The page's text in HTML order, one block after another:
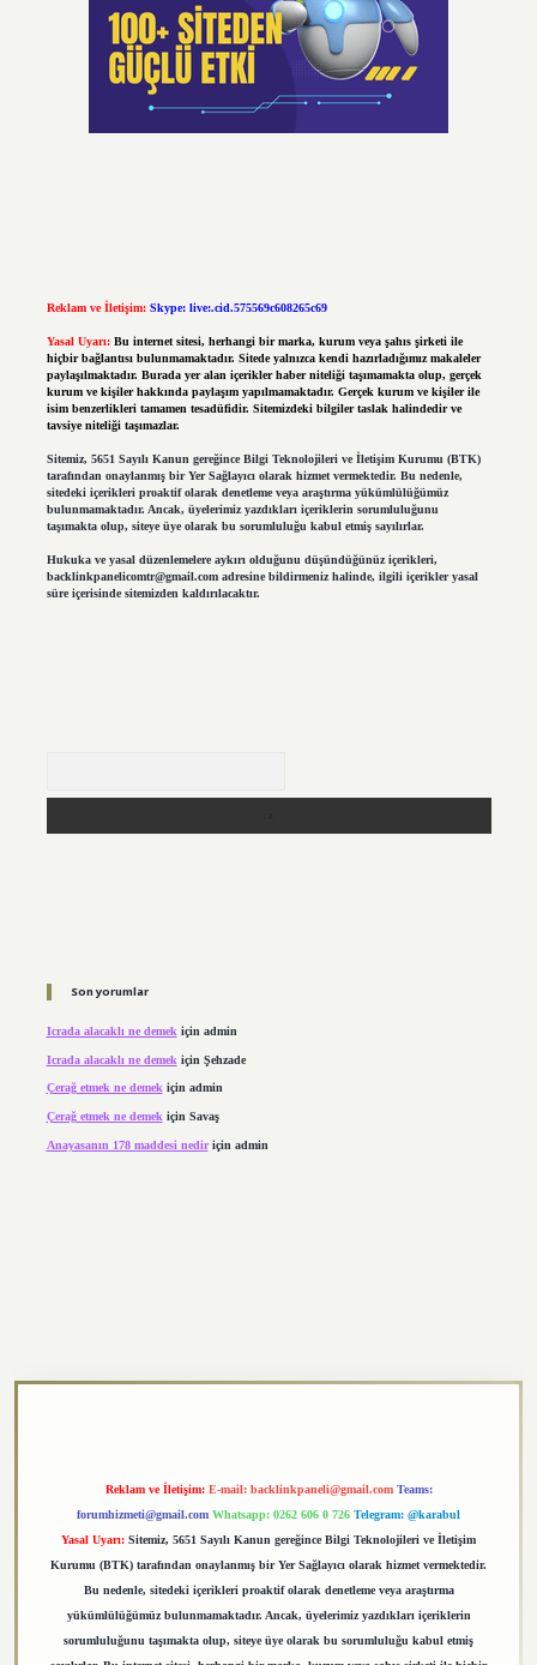
Reklam ve İletişim: Skype: live:.cid.575569c608265c69
Yasal Uyarı: Bu internet sitesi, herhangi bir marka, kurum veya şahıs şirketi ile
hiçbir bağlantısı bulunmamaktadır. Sitede yalnızca kendi hazırladığımız makaleler
paylaşılmaktadır. Burada yer alan içerikler haber niteliği taşımamakta olup, gerçek
kurum ve kişiler hakkında paylaşım yapılmamaktadır. Gerçek kurum ve kişiler ile
isim benzerlikleri tamamen tesadüfidir. Sitemizdeki bilgiler taslak halindedir ve
tavsiye niteliği taşımazlar.
Sitemiz, 5651 Sayılı Kanun gereğince Bilgi Teknolojileri ve İletişim Kurumu (BTK)
tarafından onaylanmış bir Yer Sağlayıcı olarak hizmet vermektedir. Bu nedenle,
sitedeki içerikleri proaktif olarak denetleme veya araştırma yükümlülüğümüz
bulunmamaktadır. Ancak, üyelerimiz yazdıkları içeriklerin sorumluluğunu
taşımakta olup, siteye üye olarak bu sorumluluğu kabul etmiş sayılırlar.
Hukuka ve yasal düzenlemelere aykırı olduğunu düşündüğünüz içerikleri,
backlinkpanelicomtr@gmail.comadresine bildirmeniz halinde, ilgili içerikler yasal
süre içerisinde sitemizden kaldırılacaktır.
Son yorumlar
Icrada alacaklı ne demek için admin
Icrada alacaklı ne demek için Şehzade
Çerağ etmek ne demekiçin admin
Çerağ etmek ne demek için Savaş
Anayasanın 178 maddesi nediriçin admin
Reklam ve İletişim: E-mail: backlinkpaneli@gmail.com Teams:
forumhizmeti@gmail.com Whatsapp: 0262 606 0 726 Telegram: @karabul
Yasal Uyarı: Sitemiz, 5651 Sayılı Kanun gereğince Bilgi Teknolojileri ve İletişim
Kurumu (BTK) tarafından onaylanmış bir Yer Sağlayıcı olarak hizmet vermektedir.
Bu nedenle, sitedeki içerikleri proaktif olarak denetleme veya araştırma
yükümlülüğümüz bulunmamaktadır. Ancak, üyelerimiz yazdıkları içeriklerin
sorumluluğunu taşımakta olup, siteye üye olarak bu sorumluluğu kabul etmiş